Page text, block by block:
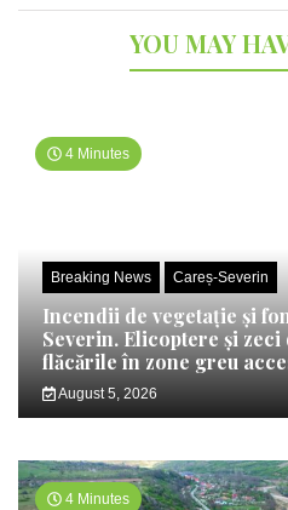
YOU MAY
4 Minutes
Breaking News Careș-Severin
Incendii de vegetație și
Severin. Elicoptere și
flăcările în zone greu
August 5, 2026
4 Minutes